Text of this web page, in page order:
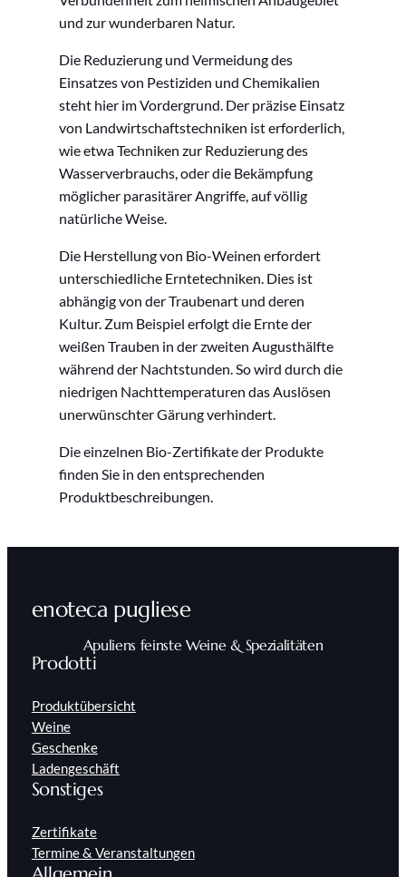
und zur wunderbaren Natur.
Die Reduzierung und Vermeidung des
Einsatzes von Pestiziden und Chemikalien
steht hier im Vordergrund. Der präzise Einsatz
von Landwirtschaftstechniken ist erforderlich,
wie etwa Techniken zur Reduzierung des
Wasserverbrauchs, oder die Bekämpfung
möglicher parasitärer Angriffe, auf völlig
natürliche Weise.
Die Herstellung von Bio-Weinen erfordert
unterschiedliche Erntetechniken. Dies ist
abhängig von der Traubenart und deren
Kultur. Zum Beispiel erfolgt die Ernte der
weißen Trauben in der zweiten Augusthälfte
während der Nachtstunden. So wird durch die
niedrigen Nachttemperaturen das Auslösen
unerwünschter Gärung verhindert.
Die einzelnen Bio-Zertifikate der Produkte
finden Sie in den entsprechenden
Produktbeschreibungen.
enoteca pugliese
Apuliens feinste Weine & Spezialitäten
Prodotti
Produktübersicht
Weine
Geschenke
Ladengeschäft
Sonstiges
Zertifikate
Termine & Veranstaltungen